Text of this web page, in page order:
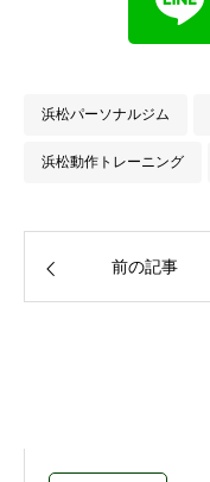
浜松パーソナルジム
浜松動作トレーニング
前の記事